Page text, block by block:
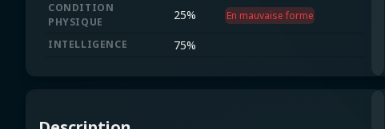
CONDITION
PHYSIQUE
25% En mauvaise forme
INTELLIGENCE 75%